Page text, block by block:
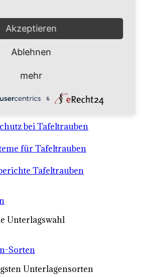
Recht
A-Z Sortenbeschreibungen
- rechtliche
bei Tafeltrauben
für Tafeltrauben
Tafeltrauben
Unterlagswahl
Sorten
Unterlagensorten
Akzeptieren
Ablehnen
mehr
&